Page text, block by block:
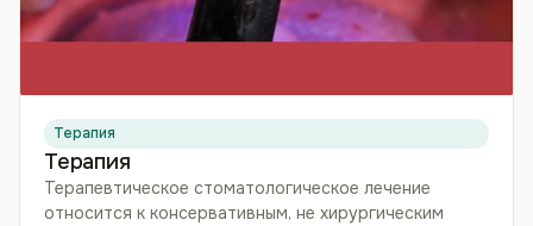
Терапия
Терапия
Терапевтическое стоматологическое лечение
относится к консервативным, не хирургическим